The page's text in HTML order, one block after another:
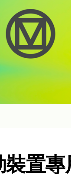
裝置